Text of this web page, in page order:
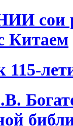
сои
Китаем